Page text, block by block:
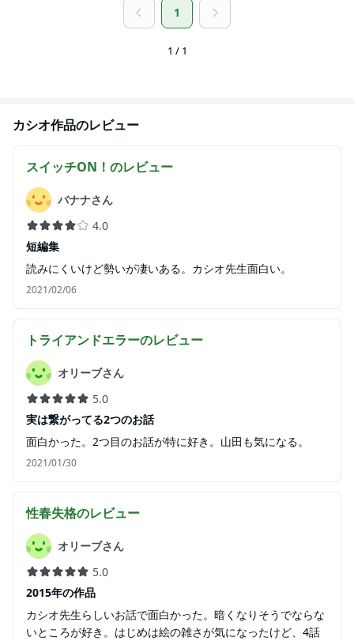
1
1 / 1
カシオ作品のレビュー
スイッチON！ のレビュー
バナナさん
4.0
短編集
読みにくいけど勢いが凄いある。カシオ先生面白い。
2021/02/06
トライアンドエラーのレビュー
オリーブさん
5.0
実は繋がってる2つのお話
面白かった。2つ目のお話が特に好き。山田も気になる。
2021/01/30
性春失格のレビュー
オリーブさん
5.0
2015年の作品
カシオ先生らしいお話で面白かった。暗くなりそうでならな
いところが好き。はじめは絵の雑さが気になったけど、4話